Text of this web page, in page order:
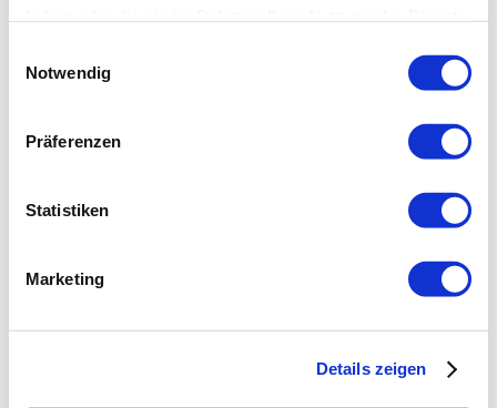
Notwendig
Präferenzen
Statistiken
Marketing
Details zeigen